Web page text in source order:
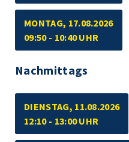
MONTAG, 17.08.2026
09:50 - 10:40 UHR
Nachmittags
DIENSTAG, 11.08.2026
12:10 - 13:00 UHR